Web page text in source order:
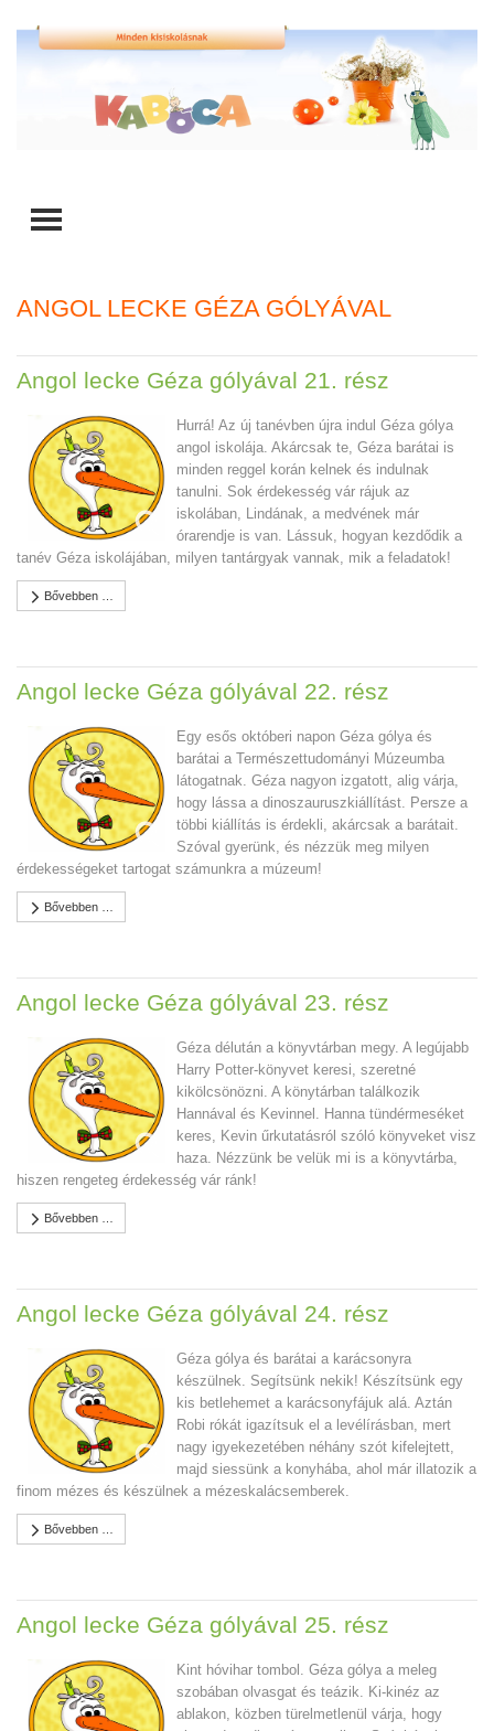
TOGGLE MENU
ANGOL LECKE GÉZA GÓLYÁVAL
Angol lecke Géza gólyával 21. rész
Hurrá! Az új tanévben újra indul Géza gólya
angol iskolája. Akárcsak te, Géza barátai is
minden reggel korán kelnek és indulnak
tanulni. Sok érdekesség vár rájuk az
iskolában, Lindának, a medvének már
órarendje is van. Lássuk, hogyan kezdődik a
tanév Géza iskolájában, milyen tantárgyak vannak, mik a feladatok!
Bővebben …
Angol lecke Géza gólyával 22. rész
Egy esős októberi napon Géza gólya és
barátai a Természettudományi Múzeumba
látogatnak. Géza nagyon izgatott, alig várja,
hogy lássa a dinoszauruszkiállítást. Persze a
többi kiállítás is érdekli, akárcsak a barátait.
Szóval gyerünk, és nézzük meg milyen
érdekességeket tartogat számunkra a múzeum!
Bővebben …
Angol lecke Géza gólyával 23. rész
Géza délután a könyvtárban megy. A legújabb
Harry Potter-könyvet keresi, szeretné
kikölcsönözni. A könytárban találkozik
Hannával és Kevinnel. Hanna tündérmeséket
keres, Kevin űrkutatásról szóló könyveket visz
haza. Nézzünk be velük mi is a könyvtárba,
hiszen rengeteg érdekesség vár ránk!
Bővebben …
Angol lecke Géza gólyával 24. rész
Géza gólya és barátai a karácsonyra
készülnek. Segítsünk nekik! Készítsünk egy
kis betlehemet a karácsonyfájuk alá. Aztán
Robi rókát igazítsuk el a levélírásban, mert
nagy igyekezetében néhány szót kifelejtett,
majd siessünk a konyhába, ahol már illatozik a
finom mézes és készülnek a mézeskalácsemberek.
Bővebben …
Angol lecke Géza gólyával 25. rész
Kint hóvihar tombol. Géza gólya a meleg
szobában olvasgat és teázik. Ki-kinéz az
ablakon, közben türelmetlenül várja, hogy